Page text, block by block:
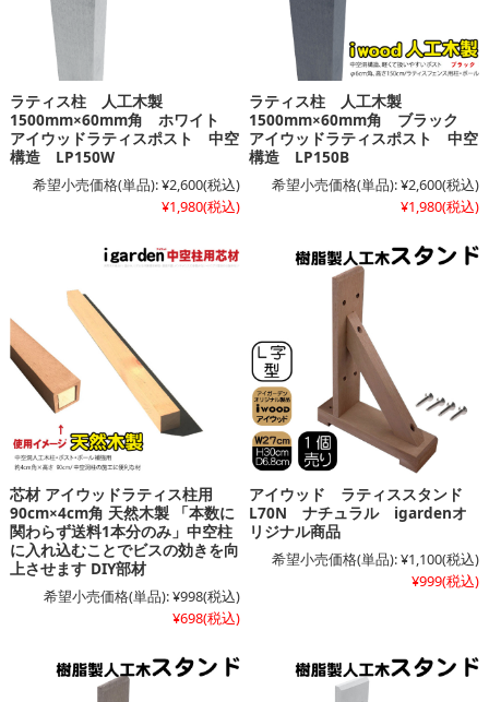
ラティス柱 人工木製
1500mm×60mm角 ホワイト
アイウッドラティスポスト 中空
構造 LP150W
希望小売価格(単品):¥2,600(税込)
¥1,980(税込)
ラティス柱 人工木製
1500mm×60mm角 ブラック
アイウッドラティスポスト 中空
構造 LP150B
希望小売価格(単品):¥2,600(税込)
¥1,980(税込)
芯材 アイウッドラティス柱用
90cm×4cm角 天然木製 「本数に
関わらず送料1本分のみ」中空柱
に入れ込むことでビスの効きを向
上させます DIY部材
希望小売価格(単品):¥998(税込)
¥698(税込)
アイウッド ラティススタンド
L70N ナチュラル igardenオ
リジナル商品
希望小売価格(単品):¥1,100(税込)
¥999(税込)